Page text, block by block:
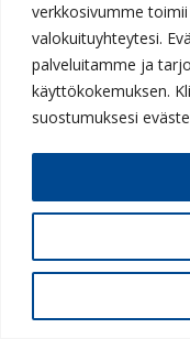
verkkosivumme
valokuituyhteytesi.
palveluitamme ja
käyttökokemuksen.
suostumuksesi
Härmäntie 2 |
info@siikaverkko.fi|
Etusivu|Palvelut ja